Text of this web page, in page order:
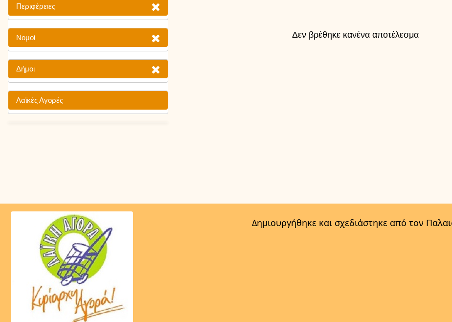
Περιφέρειες
Νομοί
Δήμοι
Λαϊκές Αγορές
Δεν βρέθηκε κανένα αποτέλεσμα
Δημιουργήθηκε και σχεδιάστηκε από τον